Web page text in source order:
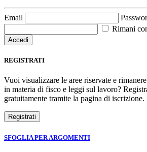
Email
Rimani
REGISTRATI
Vuoi visualizzare le aree riservate e
in materia di fisco e leggi sul lavoro?
gratuitamente tramite la pagina di iscrizione.
SFOGLIA PER ARGOMENTI